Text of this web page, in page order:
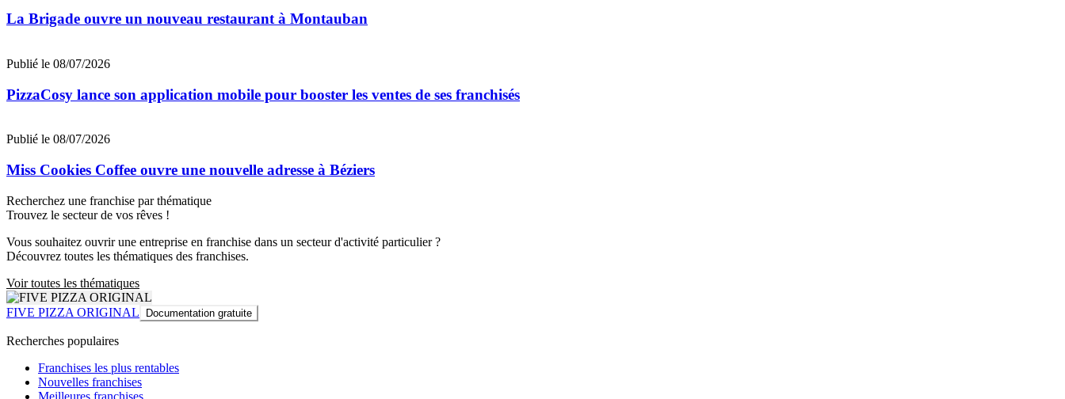
La Brigade ouvre un nouveau restaurant à Montauban
Publié le 08/07/2026
PizzaCosy lance son application mobile pour booster les ventes de ses franchisés
Publié le 08/07/2026
Miss Cookies Coffee ouvre une nouvelle adresse à Béziers
Recherchez une franchise par thématique
Trouvez le secteur de vos rêves !
Vous souhaitez ouvrir une entreprise en franchise dans un secteur d'activité particulier ?
Découvrez toutes les thématiques des franchises.
Voir toutes les thématiques
FIVE PIZZA ORIGINAL Documentation gratuite
Recherches populaires
Franchises les plus rentables
Nouvelles franchises
Meilleures franchises